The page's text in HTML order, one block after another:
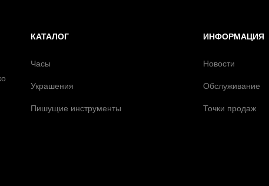
КАТАЛОГ
Часы
Украшения
Пишущие инструменты
ИНФОРМАЦИЯ
Новости
Обслуживание
Точки продаж